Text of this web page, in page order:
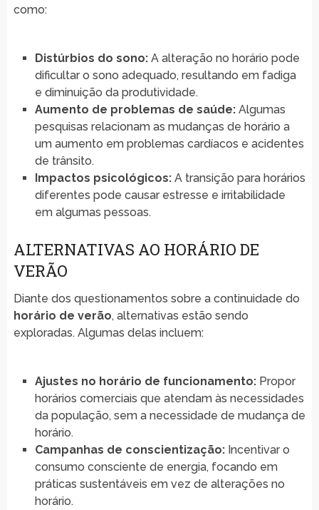
como:
Distúrbios do sono:A alteração no horário pode
dificultar o sono adequado, resultando em fadiga
e diminuição da produtividade.
Aumento de problemas de saúde:Algumas
pesquisas relacionam as mudanças de horário a
um aumento em problemas cardíacos e acidentes
de trânsito.
Impactos psicológicos:A transição para horários
diferentes pode causar estresse e irritabilidade
em algumas pessoas.
ALTERNATIVAS AO HORÁRIO DE
VERÃO
Diante dos questionamentos sobre a continuidade do
horário de verão, alternativas estão sendo
exploradas. Algumas delas incluem:
Ajustes no horário de funcionamento:Propor
horários comerciais que atendam às necessidades
da população, sem a necessidade de mudança de
horário.
Campanhas de conscientização:Incentivar o
consumo consciente de energia, focando em
práticas sustentáveis em vez de alterações no
horário.